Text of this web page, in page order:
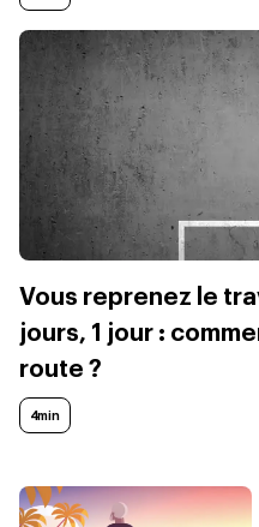
Vous reprenez le
jours, 1 jour :
route ?
4min